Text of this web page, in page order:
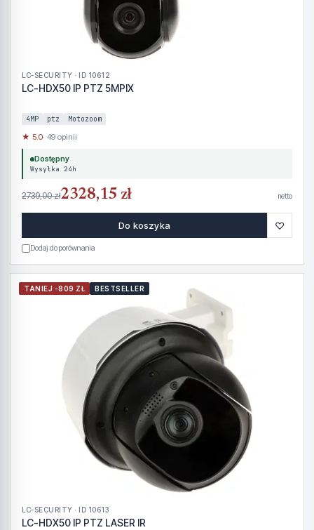
LC-SECURITY · ID 10612
LC-HDX50 IP PTZ 5MPIX
4MP ptz Motozoom
★ 5.0· 49 opinii
Dostępny
Wysyłka 24h
2739,00 zł2328,15 zł netto
Do koszyka ♡
Dodaj do porównania
TANIEJ -809 ZŁ BESTSELLER
LC-SECURITY · ID 10613
LC-HDX50 IP PTZ LASER IR